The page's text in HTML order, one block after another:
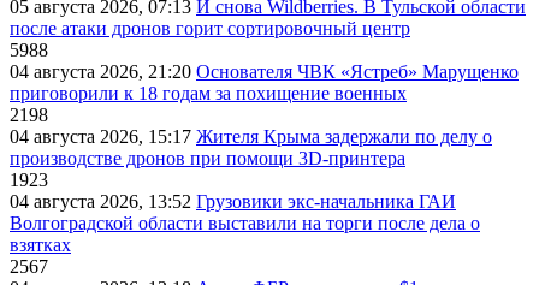
05 августа 2026, 07:13 И снова Wildberries. В Тульской области
после атаки дронов горит сортировочный центр
5988
04 августа 2026, 21:20 Основателя ЧВК «Ястреб» Марущенко
приговорили к 18 годам за похищение военных
2198
04 августа 2026, 15:17 Жителя Крыма задержали по делу о
производстве дронов при помощи 3D‑принтера
1923
04 августа 2026, 13:52 Грузовики экс-начальника ГАИ
Волгоградской области выставили на торги после дела о
взятках
2567